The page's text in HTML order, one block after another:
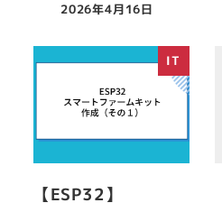
2026年4月16日
IT
【ESP32】